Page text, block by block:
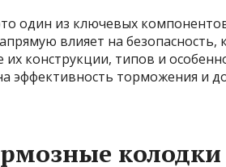
один из ключевых
влияет на безопасность,
конструкции, типов и
эффективность торможения и
колодки